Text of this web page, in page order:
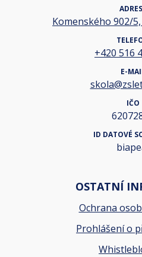
Komenského 902/
+420 516
E-
IČO
ID DATOVÉ
OSTATNÍ
Ochrana
Prohlášení o